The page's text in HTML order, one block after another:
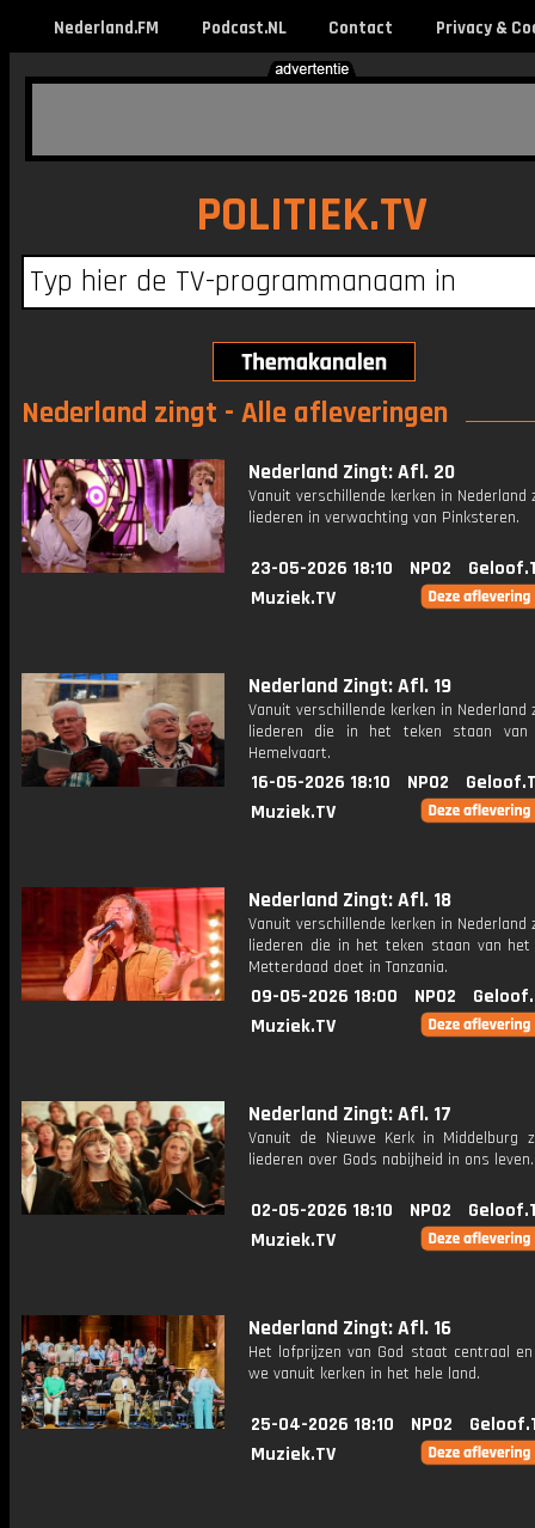
Nederland.FM Podcast.NL Contact Privacy &
POLITIEK.TV
Nederland zingt - Alle afleveringen
Nederland Zingt: Afl. 20
Vanuit verschillende kerken in Nederland
liederen in verwachting van Pinksteren.
23-05-2026 18:10 NPO2
Muziek.TV
Nederland Zingt: Afl. 19
Vanuit verschillende kerken in Nederland
liederen die in het teken staan van
Hemelvaart.
16-05-2026 18:10 NPO2
Muziek.TV
Nederland Zingt: Afl. 18
Vanuit verschillende kerken in Nederland
liederen die in het teken staan van
Metterdaad doet in Tanzania.
09-05-2026 18:00 NPO2
Muziek.TV
Nederland Zingt: Afl. 17
Vanuit de Nieuwe Kerk in Middelburg
liederen over Gods nabijheid in ons leven.
02-05-2026 18:10 NPO2
Muziek.TV
Nederland Zingt: Afl. 16
Het lofprijzen van God staat centraal
we vanuit kerken in het hele land.
25-04-2026 18:10 NPO2
Muziek.TV